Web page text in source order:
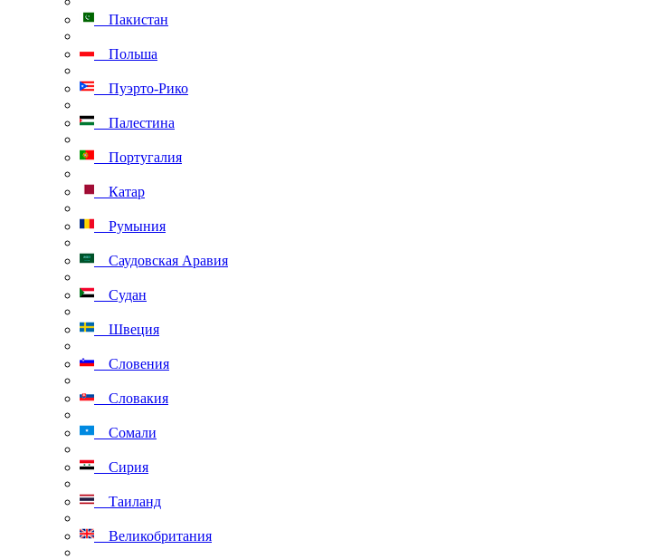
Пакистан
Польша
Пуэрто-Рико
Палестина
Португалия
Катар
Румыния
Саудовская Аравия
Судан
Швеция
Словения
Словакия
Сомали
Сирия
Таиланд
Великобритания